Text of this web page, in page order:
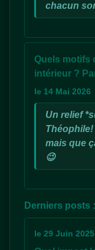
chacun
Quels motifs
intérieur ?
le 14 Mai 2026
Un relief
Théophile!
mais que
😉
Derniers posts :
le 29 Juin 2025